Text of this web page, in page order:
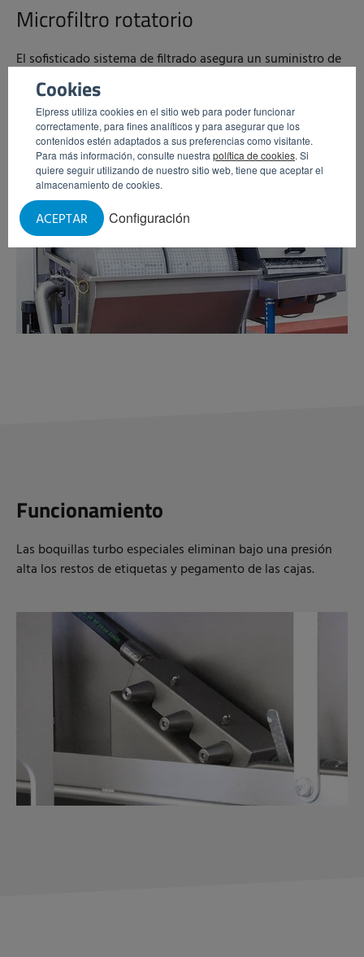
Cookies
Elpress utiliza cookies en el sitio web para poder funcionar
correctamente, para fines analíticos y para asegurar que los
contenidos estén adaptados a sus preferencias como visitante.
Para más información, consulte nuestra política de cookies. Si
quiere seguir utilizando de nuestro sitio web, tiene que aceptar el
almacenamiento de cookies.
Configuración
ACEPTAR
Microfiltro rotatorio
El sofisticado sistema de filtrado asegura un suministro de
agua de lavado libre de suciedad mediante un microfiltro
extremadamente fino.
Funcionamiento
Las boquillas turbo especiales eliminan bajo una presión
alta los restos de etiquetas y pegamento de las cajas.